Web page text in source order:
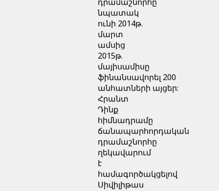
նպատակ
ունի 2014թ.
մարտ
ամսից
2015թ.
մայիսամիսը
ֆինանսավորել 200
անհատների այցեր:
Հրանտ
Դինք
հիմնադրամը
ճանապարհորդական
դրամաշնորհը
ղեկավարում
է
համագործակցելով
Սիվիլիթաս